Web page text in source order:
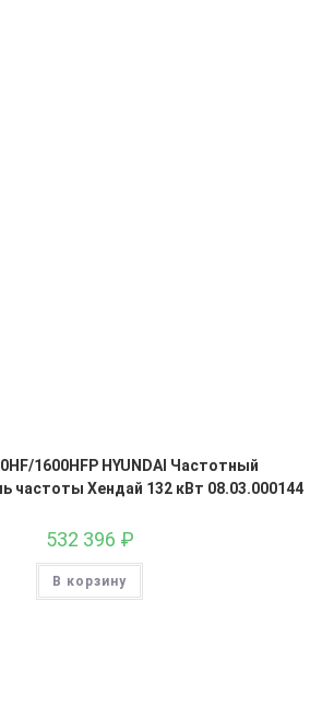
1600HFP HYUNDAI Частотный
частоты Хендай 132 кВт 08.03.000144
532 396 ₽
В корзину